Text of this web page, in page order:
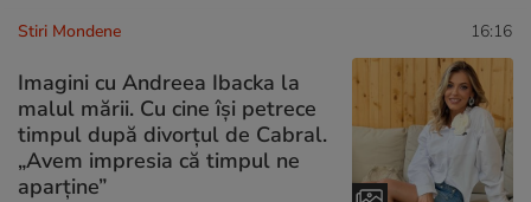
Stiri Mondene 16:16
Imagini cu Andreea Ibacka la
malul mării. Cu cine își petrece
timpul după divorțul de Cabral.
„Avem impresia că timpul ne
aparține”